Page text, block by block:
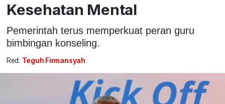
Kesehatan Mental
Pemerintah terus memperkuat peran guru
bimbingan konseling.
Red: Teguh Firmansyah